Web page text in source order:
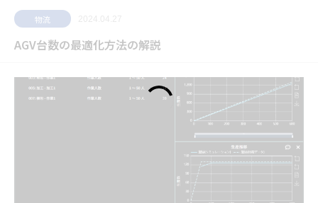
物流
AGV台数の最適化方法の解説